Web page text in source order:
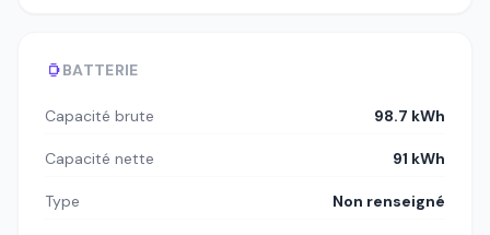
BATTERIE
Capacité brute 98.7 kWh
Capacité nette 91 kWh
Type Non renseigné